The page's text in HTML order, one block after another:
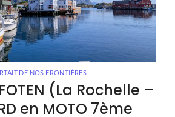
DE NOS FRONTIÈRES
(La Rochelle –
en MOTO 7ème